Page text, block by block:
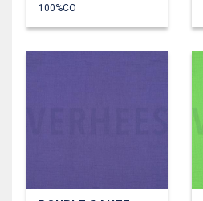
100%CO